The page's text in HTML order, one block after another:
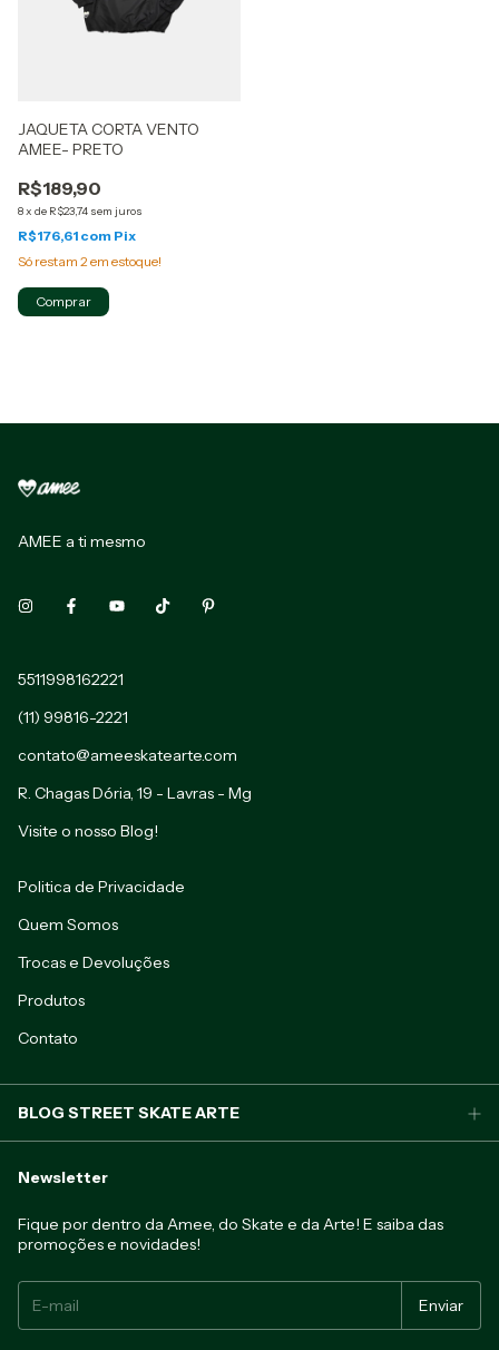
JAQUETA CORTA VENTO
AMEE- PRETO
R$189,90
8x de R$23,74 sem juros
R$176,61 com Pix
Só restam 2em estoque!
Comprar
AMEE a ti mesmo
5511998162221
(11) 99816-2221
contato@ameeskatearte.com
R. Chagas Dória, 19 - Lavras - Mg
Visite o nosso Blog!
Politica de Privacidade
Quem Somos
Trocas e Devoluções
Produtos
Contato
BLOG STREET SKATE ARTE
Newsletter
Fique por dentro da Amee, do Skate e da Arte! E saiba das
promoções e novidades!